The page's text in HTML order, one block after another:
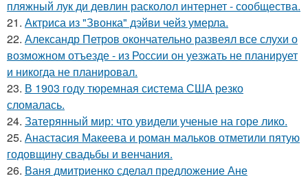
пляжный лук ди девлин расколол интернет - сообщества.
21. Актриса из "Звонка" дэйви чейз умерла.
22. Александр Петров окончательно развеял все слухи о
возможном отъезде - из России он уезжать не планирует
и никогда не планировал.
23. В 1903 году тюремная система США резко
сломалась.
24. Затерянный мир: что увидели ученые на горе лико.
25. Анастасия Макеева и роман мальков отметили пятую
годовщину свадьбы и венчания.
26. Ваня дмитриенко сделал предложение Ане